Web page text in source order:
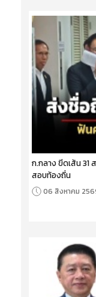
ก.กลาง ขีดเส้น 31
สอบท้องถิ่น
06 สิงหาคม